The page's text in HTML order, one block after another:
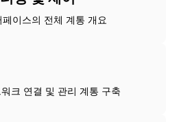
이스의 전체 계통 개요
크 연결 및 관리 계통 구축